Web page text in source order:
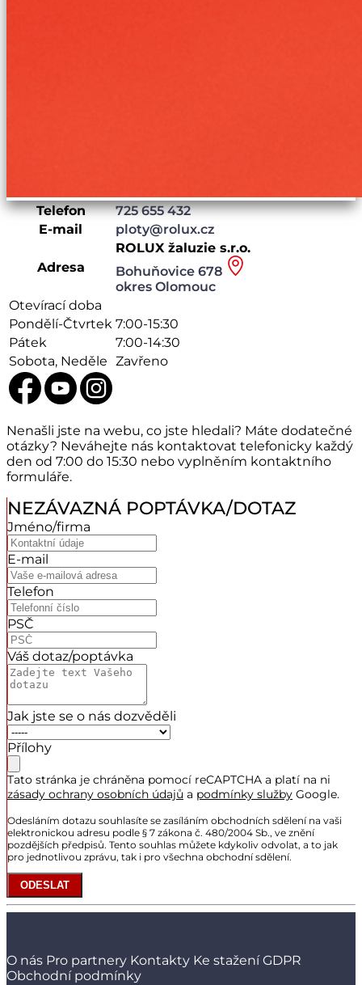
Telefon
725 655 432
E-mail
ploty@rolux.cz
Adresa
ROLUX žaluzie s.r.o.
Bohuňovice 678
okres Olomouc
Otevírací doba
Pondělí-Čtvrtek 7:00-15:30
Pátek
7:00-14:30
Sobota, Neděle Zavřeno
Nenašli jste na webu, co jste hledali? Máte dodatečné
otázky? Neváhejte nás kontaktovat telefonicky každý
den od 7:00 do 15:30 nebo vyplněním kontaktního
formuláře.
NEZÁVAZNÁ POPTÁVKA/DOTAZ
Jméno/firma
E-mail
Telefon
PSČ
Váš dotaz/poptávka
Jak jste se o nás dozvěděli
Přílohy
Tato stránka je chráněna pomocí reCAPTCHA a platí na ni
zásady ochrany osobních údajů a podmínky služby Google.
Odesláním dotazu souhlasíte se zasíláním obchodních sdělení na vaši
elektronickou adresu podle § 7 zákona č. 480/2004 Sb., ve znění
pozdějších předpisů. Tento souhlas můžete kdykoliv odvolat, a to jak
pro jednotlivou zprávu, tak i pro všechna obchodní sdělení.
ODESLAT
O nás Pro partnery Kontakty Ke stažení GDPR
Obchodní podmínky